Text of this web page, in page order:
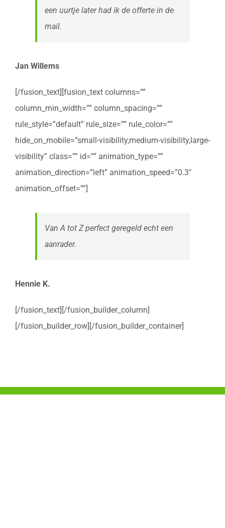
een uurtje later had ik de offerte in de
mail.
Jan Willems
[/fusion_text][fusion_text columns=””
column_min_width=”” column_spacing=””
rule_style=”default” rule_size=”” rule_color=””
hide_on_mobile=”small-visibility,medium-visibility,large-
visibility” class=”” id=”” animation_type=””
animation_direction=”left” animation_speed=”0.3″
animation_offset=””]
Van A tot Z perfect geregeld echt een
aanrader.
Hennie K.
[/fusion_text][/fusion_builder_column]
[/fusion_builder_row][/fusion_builder_container]